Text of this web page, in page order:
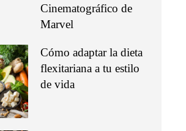
Cinematográfico de
Marvel
Cómo adaptar la dieta
flexitariana a tu estilo
de vida